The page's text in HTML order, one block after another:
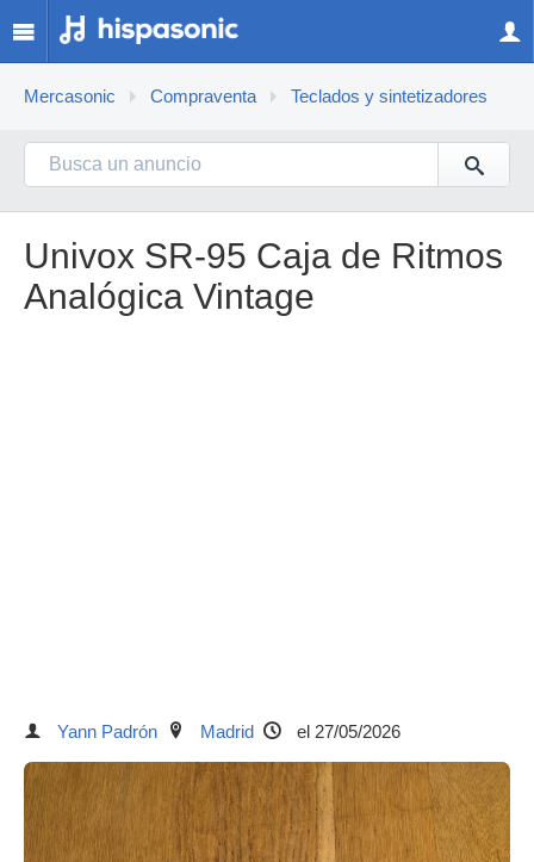
Mercasonic Compraventa Teclados y sintetizadores
Univox SR-95 Caja de Ritmos
Analógica Vintage
Yann Padrón Madrid el 27/05/2026